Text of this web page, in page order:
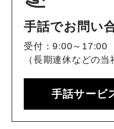
手話でお問い
受付：9:00～17:00
（長期連休などの当
手話サービ